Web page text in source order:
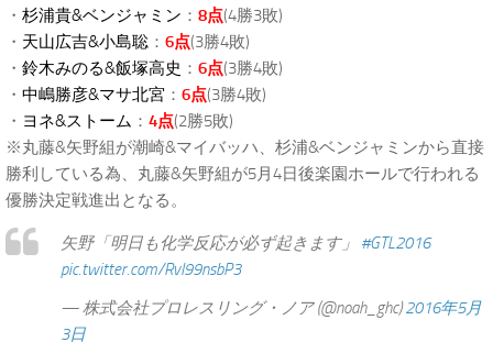
・ 杉浦貴&ベンジャミン ： 8点(4勝3敗)
・ 天山広吉&小島聡 ： 6点(3勝4敗)
・ 鈴木みのる&飯塚高史 ： 6点(3勝4敗)
・ 中嶋勝彦&マサ北宮 ： 6点(3勝4敗)
・ ヨネ&ストーム ： 4点(2勝5敗)
※丸藤&矢野組が潮崎&マイバッハ、杉浦&ベンジャミンから直接
勝利している為、丸藤&矢野組が5月4日後楽園ホールで行われる
優勝決定戦進出となる。
矢野「明日も化学反応が必ず起きます」 #GTL2016
pic.twitter.com/RvI99nsbP3
— 株式会社プロレスリング・ノア (@noah_ghc)2016年5月
3日